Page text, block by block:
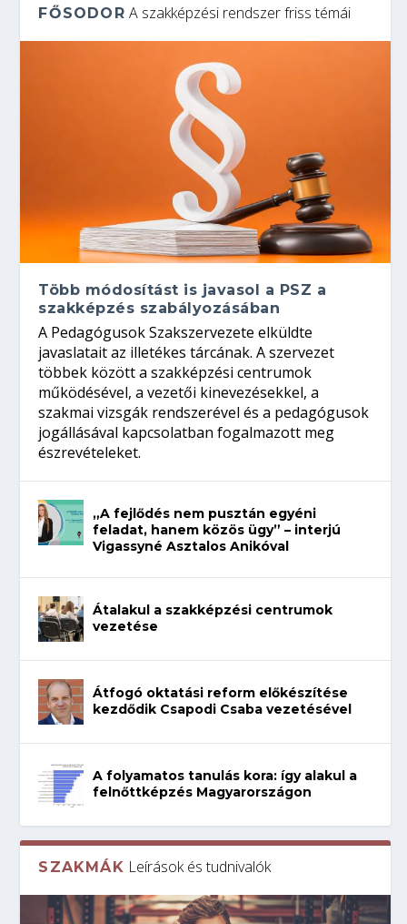
FŐSODOR A szakképzési rendszer friss témái
Több módosítást is javasol a PSZ a
szakképzés szabályozásában
A Pedagógusok Szakszervezete elküldte
javaslatait az illetékes tárcának. A szervezet
többek között a szakképzési centrumok
működésével, a vezetői kinevezésekkel, a
szakmai vizsgák rendszerével és a pedagógusok
jogállásával kapcsolatban fogalmazott meg
észrevételeket.
„A fejlődés nem pusztán egyéni
feladat, hanem közös ügy” – interjú
Vigassyné Asztalos Anikóval
Átalakul a szakképzési centrumok
vezetése
Átfogó oktatási reform előkészítése
kezdődik Csapodi Csaba vezetésével
A folyamatos tanulás kora: így alakul a
felnőttképzés Magyarországon
SZAKMÁK Leírások és tudnivalók